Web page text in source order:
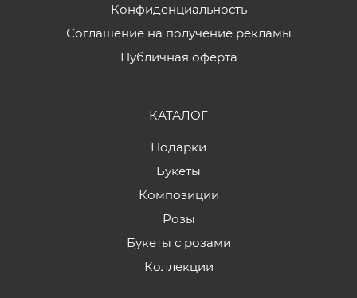
Конфиденциальность
Соглашение на получение рекламы
Публичная оферта
КАТАЛОГ
Подарки
Букеты
Композиции
Розы
Букеты с розами
Коллекции